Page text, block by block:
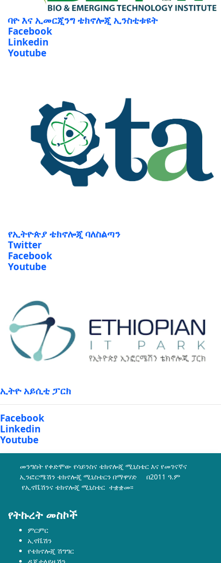
ባዮ እና ኢመርጂንግ ቴክኖሎጂ ኢንስቲቱዩት
Facebook
Linkedin
Youtube
የኢትዮጵያ ቴክኖሎጂ ባለስልጣን
Twitter
Facebook
Youtube
ኢትዮ አይሲቲ ፓርክ
Facebook
Linkedin
Youtube
መንግስት የቀድሞው የሳይንስና ቴክኖሎጂ ሚኒስቴር እና የመገናኛና
ኢንፎርሜሽን ቴክኖሎጂ ሚኒስቴርን በማዋሃድ በ2011 ዓ.ም
የኢኖቬሽንና ቴክኖሎጂ ሚኒስቴር ተቋቋመ፡፡
የትኩረት መስኮች
ምርምር
ኢኖቬሽን
የቴክኖሎጂ ሽግግር